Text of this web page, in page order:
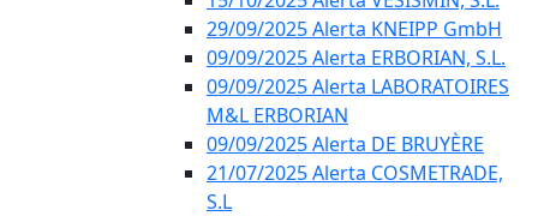
29/09/2025 Alerta KNEIPP GmbH
09/09/2025 Alerta ERBORIAN, S.L.
09/09/2025 Alerta LABORATOIRES
M&L ERBORIAN
09/09/2025 Alerta DE BRUYÈRE
21/07/2025 Alerta COSMETRADE,
S.L